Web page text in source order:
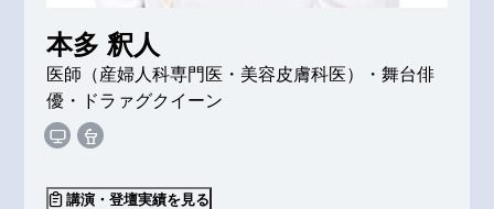
本多 釈人
医師（産婦人科専門医・美容皮膚科医）・舞台俳
優・ドラァグクイーン
講演・登壇実績を見る